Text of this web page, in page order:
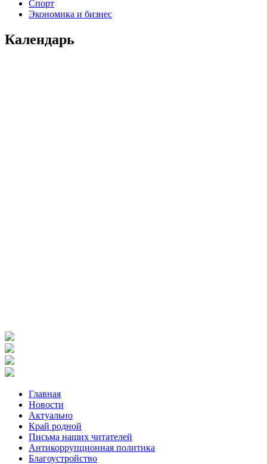
Спорт
Экономика и бизнес
Календарь
Главная
Новости
Актуально
Край родной
Письма наших читателей
Антикоррупционная политика
Благоустройство